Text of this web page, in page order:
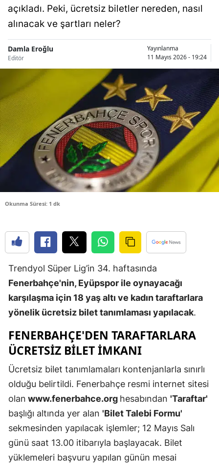
Bilecik
Bolu
Burdur
Bursa
Çanakkale
Çankırı
Denizli
Erzurum
Eskişehir
Gaziantep
Gümüşhane
Hakkari
Hatay
Isparta
açıkladı. Peki, ücretsiz biletler nereden, nasıl
alınacak ve şartları neler?
Damla Eroğlu
Editör
Yayınlanma
11 Mayıs 2026 - 19:24
Okunma Süresi: 1 dk
Trendyol Süper Lig’in 34. haftasında
Fenerbahçe'nin, Eyüpspor ile oynayacağı
karşılaşma için 18 yaş altı ve kadın taraftarlara
yönelik ücretsiz bilet tanımlaması yapılacak.
FENERBAHÇE'DEN TARAFTARLARA
ÜCRETSİZ BİLET IMKANI
Ücretsiz bilet tanımlamaları kontenjanlarla sınırlı
olduğu belirtildi. Fenerbahçe resmi internet sitesi
olan www.fenerbahce.org hesabından 'Taraftar'
başlığı altında yer alan 'Bilet Talebi Formu'
sekmesinden yapılacak işlemler; 12 Mayıs Salı
günü saat 13.00 itibarıyla başlayacak. Bilet
yüklemeleri başvuru yapılan günün mesai